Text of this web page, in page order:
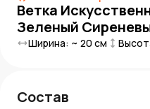
Ветка
Зеленый
Ширина: ~ 20 см
Состав